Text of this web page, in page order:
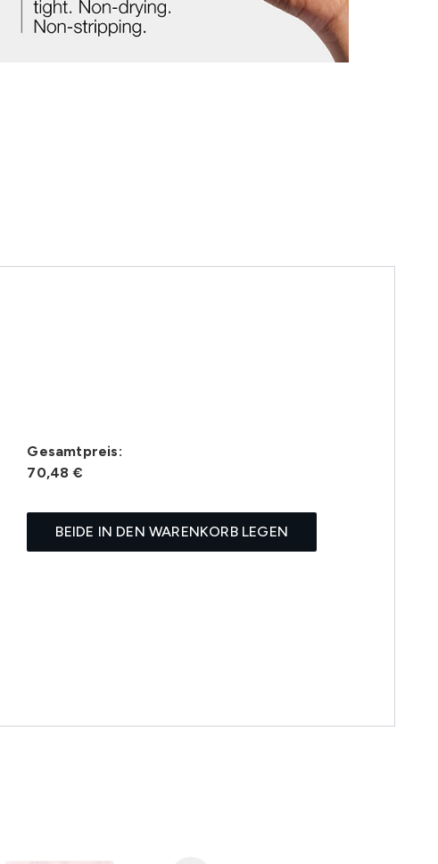
Gesamtpreis:
70,48 €
BEIDE IN DEN WARENKORB LEGEN